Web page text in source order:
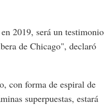
2019, será un testimonio
de Chicago", declaró
con forma de espiral de
superpuestas, estará